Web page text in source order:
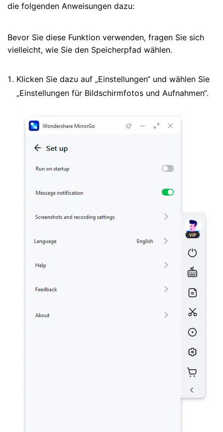
die folgenden Anweisungen dazu:
Bevor Sie diese Funktion verwenden, fragen Sie sich
vielleicht, wie Sie den Speicherpfad wählen.
Klicken Sie dazu auf „Einstellungen“ und wählen Sie
„Einstellungen für Bildschirmfotos und Aufnahmen“.